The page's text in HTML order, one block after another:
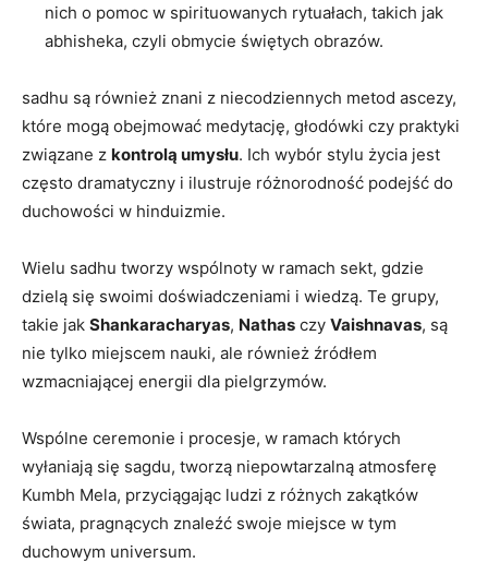
nich o pomoc w spirituowanych rytuałach, takich jak
abhisheka, czyli obmycie świętych obrazów.
sadhu są również znani z niecodziennych metod ascezy,
które mogą obejmować medytację, głodówki czy praktyki
związane z kontrolą umysłu. Ich wybór stylu życia jest
często dramatyczny i ilustruje różnorodność podejść do
duchowości w hinduizmie.
Wielu sadhu tworzy wspólnoty w ramach sekt, gdzie
dzielą się swoimi doświadczeniami i wiedzą. Te grupy,
takie jak Shankaracharyas, Nathas czy Vaishnavas, są
nie tylko miejscem nauki, ale również źródłem
wzmacniającej energii dla pielgrzymów.
Wspólne ceremonie i procesje, w ramach których
wyłaniają się sagdu, tworzą niepowtarzalną atmosferę
Kumbh Mela, przyciągając ludzi z różnych zakątków
świata, pragnących znaleźć swoje miejsce w tym
duchowym universum.